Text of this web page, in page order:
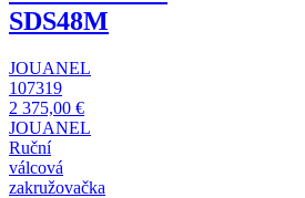
SDS48M
JOUANEL
107319
2 375,00 €
JOUANEL
Ruční
válcová
zakružovačka